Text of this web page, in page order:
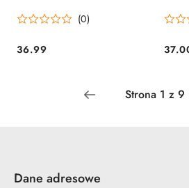
(0)
Cena:
36.99
Dane adresowe